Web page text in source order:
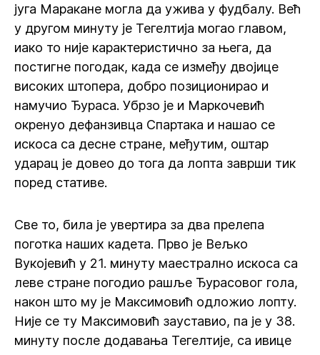
југа Маракане могла да ужива у фудбалу. Већ
у другом минуту је Тегелтија могао главом,
иако то није карактеристично за њега, да
постигне погодак, када се између двојице
високих штопера, добро позиционирао и
намучио Ђураса. Убрзо је и Маркочевић
окренуо дефанзивца Спартака и нашао се
искоса са десне стране, међутим, оштар
ударац је довео до тога да лопта заврши тик
поред стативе.
Све то, била је увертира за два прелепа
поготка наших кадета. Прво је Вељко
Вукојевић у 21. минуту маестрално искоса са
леве стране погодио рашље Ђурасовог гола,
након што му је Максимовић одложио лопту.
Није се ту Максимовић зауставио, па је у 38.
минуту после додавања Тегелтије, са ивице